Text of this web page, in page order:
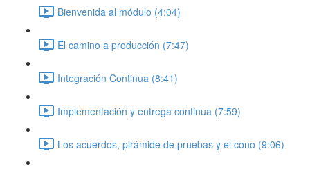
Bienvenida al módulo (4:04)
El camino a producción (7:47)
Integración Continua (8:41)
Implementación y entrega continua (7:59)
Los acuerdos, pirámide de pruebas y el cono (9:06)